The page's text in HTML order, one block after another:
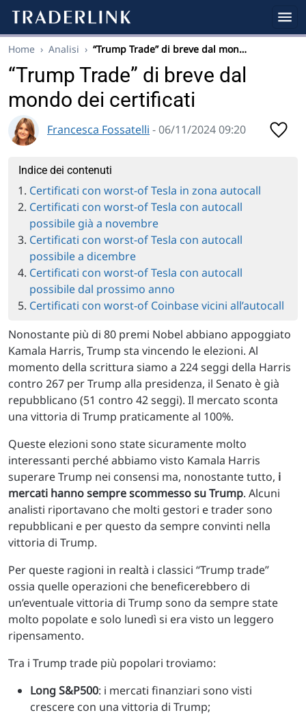
Home › Analisi › “Trump Trade” di breve dal mon…
“Trump Trade” di breve dal
mondo dei certificati
Francesca Fossatelli - 06/11/2024 09:20
Indice dei contenuti
Certificati con worst-of Tesla in zona autocall
Certificati con worst-of Tesla con autocall
possibile già a novembre
Certificati con worst-of Tesla con autocall
possibile a dicembre
Certificati con worst-of Tesla con autocall
possibile dal prossimo anno
Certificati con worst-of Coinbase vicini all’autocall
Nonostante più di 80 premi Nobel abbiano appoggiato
Kamala Harris, Trump sta vincendo le elezioni. Al
momento della scrittura siamo a 224 seggi della Harris
contro 267 per Trump alla presidenza, il Senato è già
repubblicano (51 contro 42 seggi). Il mercato sconta
una vittoria di Trump praticamente al 100%.
Queste elezioni sono state sicuramente molto
interessanti perché abbiamo visto Kamala Harris
superare Trump nei consensi ma, nonostante tutto, i
mercati hanno sempre scommesso su Trump. Alcuni
analisti riportavano che molti gestori e trader sono
repubblicani e per questo da sempre convinti nella
vittoria di Trump.
Per queste ragioni in realtà i classici “Trump trade”
ossia quelle operazioni che beneficerebbero di
un’eventuale vittoria di Trump sono da sempre state
molto popolate e solo lunedì si era visto un leggero
ripensamento.
Tra i Trump trade più popolari troviamo:
Long S&P500: i mercati finanziari sono visti
crescere con una vittoria di Trump;